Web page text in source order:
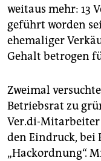
weitaus mehr: 13
geführt worden
ehemaliger
Gehalt betrogen
Zweimal
Betriebsrat zu
Ver.di-
den Eindruck, bei
„Hackordnung“.